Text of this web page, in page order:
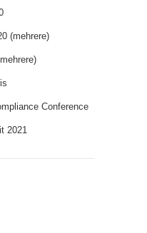
(mehrere)
Conference
2021